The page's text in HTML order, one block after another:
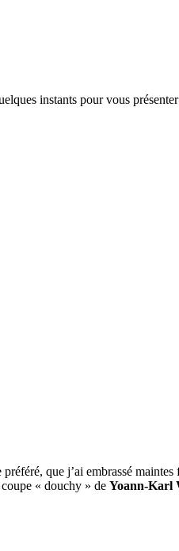
instants pour vous
que j’ai embrassé
« douchy » de Yoann-Karl